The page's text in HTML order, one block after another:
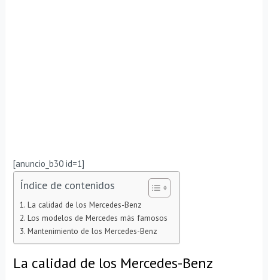
[anuncio_b30 id=1]
Índice de contenidos
La calidad de los Mercedes-Benz
Los modelos de Mercedes más famosos
Mantenimiento de los Mercedes-Benz
La calidad de los Mercedes-Benz